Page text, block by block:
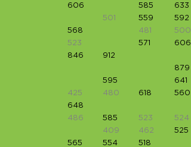
606 585 633
501 559 592
568 481 500
523 571 606
846 912
879
595 641
425 480 618 560
648
486 585 523 524
409 462 525
565 554 518